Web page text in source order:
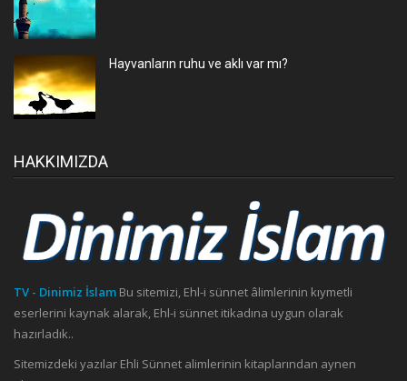
Hayvanların ruhu ve aklı var mı?
HAKKIMIZDA
TV - Dinimiz İslam Bu sitemizi, Ehl-i sünnet âlimlerinin kıymetli
eserlerini kaynak alarak, Ehl-i sünnet itikadına uygun olarak
hazırladık..
Sitemizdeki yazılar Ehli Sünnet alimlerinin kitaplarından aynen